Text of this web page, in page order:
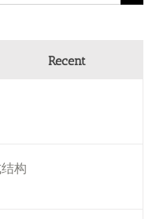
Recent
构